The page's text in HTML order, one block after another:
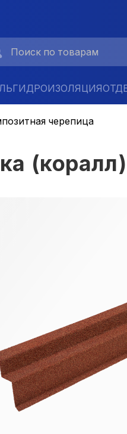
ГИДРОИЗОЛЯЦИЯ
черепица